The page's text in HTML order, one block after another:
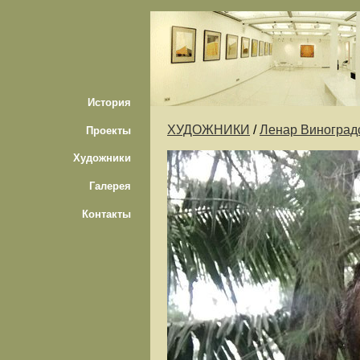
История
Проекты
Художники
Галерея
Контакты
ХУДОЖНИКИ /Ленар